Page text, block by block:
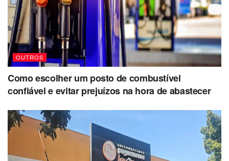
OUTROS
Como escolher um posto de combustível
confiável e evitar prejuízos na hora de abastecer